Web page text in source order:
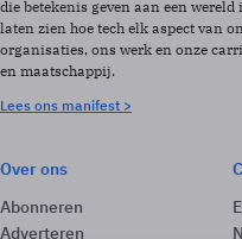
die betekenis geven aan een
laten zien hoe tech elk aspect van
organisaties, ons werk en onze
en maatschappij.
Lees ons manifest >
Over ons
Abonneren
Adverteren